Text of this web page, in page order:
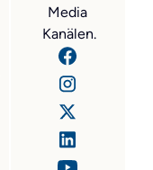
Media
Kanälen.